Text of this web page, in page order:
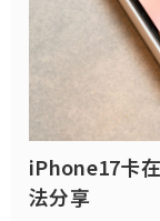
iPhone17卡
法分享